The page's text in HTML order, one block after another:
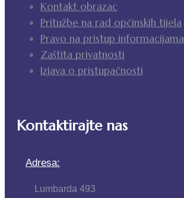
Kontakt obrazac
Pritužbe na rad općinskih tijela
Pravo na pristup informacijama
Zaštita privatnosti
Izjava o pristupačnosti
Kontaktirajte nas
Adresa:
Lumbarda 493